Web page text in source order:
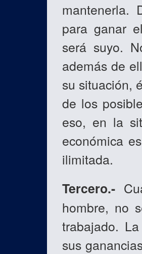
mantenerla.
para ganar
será suyo.
además de
su situación,
de los
eso, en la
económica
ilimitada.
Tercero.-
hombre, no
trabajado.
sus